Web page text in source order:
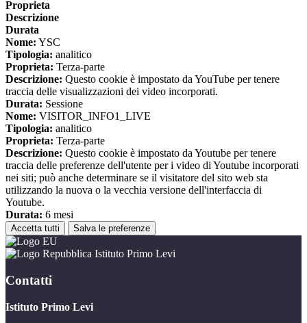
Proprieta
Descrizione
Durata
Nome: YSC
Tipologia: analitico
Proprieta: Terza-parte
Descrizione: Questo cookie è impostato da YouTube per tenere
traccia delle visualizzazioni dei video incorporati.
Durata: Sessione
Nome: VISITOR_INFO1_LIVE
Tipologia: analitico
Proprieta: Terza-parte
Descrizione: Questo cookie è impostato da Youtube per tenere
traccia delle preferenze dell'utente per i video di Youtube incorporati
nei siti; può anche determinare se il visitatore del sito web sta
utilizzando la nuova o la vecchia versione dell'interfaccia di
Youtube.
Durata: 6 mesi
Accetta tutti Salva le preferenze
Istituto Primo Levi
Contatti
Istituto Primo Levi